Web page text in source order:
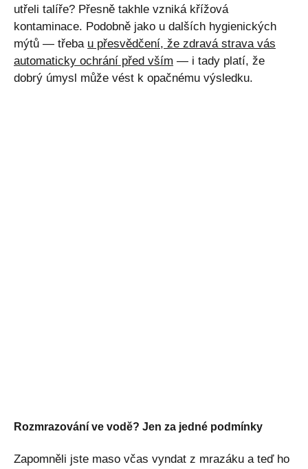
utřeli talíře? Přesně takhle vzniká křížová
kontaminace. Podobně jako u dalších hygienických
mýtů — třeba u přesvědčení, že zdravá strava vás
automaticky ochrání před vším — i tady platí, že
dobrý úmysl může vést k opačnému výsledku.
Rozmrazování ve vodě? Jen za jedné podmínky
Zapomněli jste maso včas vyndat z mrazáku a teď ho